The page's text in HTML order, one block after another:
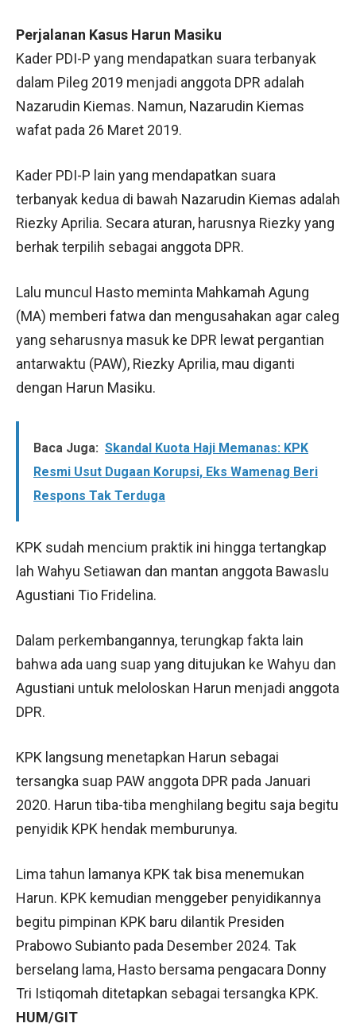
Perjalanan Kasus Harun Masiku
Kader PDI-P yang mendapatkan suara terbanyak
dalam Pileg 2019 menjadi anggota DPR adalah
Nazarudin Kiemas. Namun, Nazarudin Kiemas
wafat pada 26 Maret 2019.
Kader PDI-P lain yang mendapatkan suara
terbanyak kedua di bawah Nazarudin Kiemas adalah
Riezky Aprilia. Secara aturan, harusnya Riezky yang
berhak terpilih sebagai anggota DPR.
Lalu muncul Hasto meminta Mahkamah Agung
(MA) memberi fatwa dan mengusahakan agar caleg
yang seharusnya masuk ke DPR lewat pergantian
antarwaktu (PAW), Riezky Aprilia, mau diganti
dengan Harun Masiku.
Baca Juga: Skandal Kuota Haji Memanas: KPK
Resmi Usut Dugaan Korupsi, Eks Wamenag Beri
Respons Tak Terduga
KPK sudah mencium praktik ini hingga tertangkap
lah Wahyu Setiawan dan mantan anggota Bawaslu
Agustiani Tio Fridelina.
Dalam perkembangannya, terungkap fakta lain
bahwa ada uang suap yang ditujukan ke Wahyu dan
Agustiani untuk meloloskan Harun menjadi anggota
DPR.
KPK langsung menetapkan Harun sebagai
tersangka suap PAW anggota DPR pada Januari
2020. Harun tiba-tiba menghilang begitu saja begitu
penyidik KPK hendak memburunya.
Lima tahun lamanya KPK tak bisa menemukan
Harun. KPK kemudian menggeber penyidikannya
begitu pimpinan KPK baru dilantik Presiden
Prabowo Subianto pada Desember 2024. Tak
berselang lama, Hasto bersama pengacara Donny
Tri Istiqomah ditetapkan sebagai tersangka KPK.
HUM/GIT